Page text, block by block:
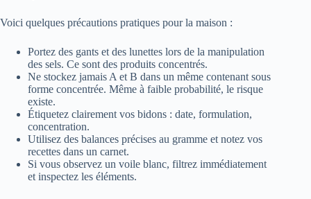
Voici quelques précautions pratiques pour la maison :
Portez des gants et des lunettes lors de la manipulation
des sels. Ce sont des produits concentrés.
Ne stockez jamais A et B dans un même contenant sous
forme concentrée. Même à faible probabilité, le risque
existe.
Étiquetez clairement vos bidons : date, formulation,
concentration.
Utilisez des balances précises au gramme et notez vos
recettes dans un carnet.
Si vous observez un voile blanc, filtrez immédiatement
et inspectez les éléments.